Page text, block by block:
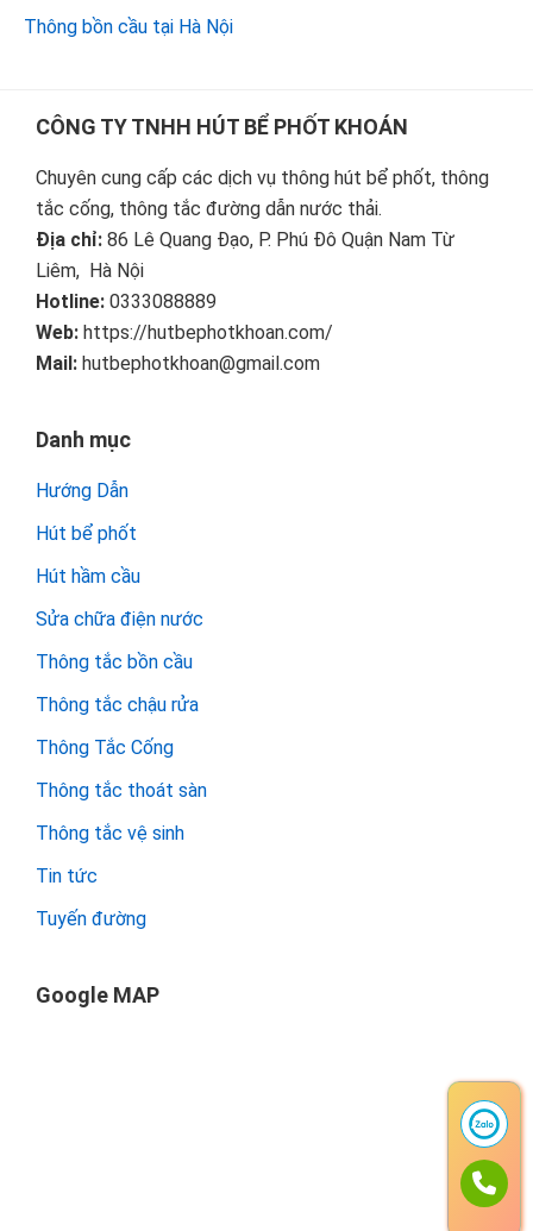
Thông bồn cầu tại Hà Nội
Footer
CÔNG TY TNHH HÚT BỂ PHỐT KHOÁN
Chuyên cung cấp các dịch vụ thông hút bể phốt, thông
tắc cống, thông tắc đường dẫn nước thải.
Địa chỉ: 86 Lê Quang Đạo, P. Phú Đô Quận Nam Từ
Liêm, Hà Nội
Hotline: 0333088889
Web: https://hutbephotkhoan.com/
Mail: hutbephotkhoan@gmail.com
Danh mục
Hướng Dẫn
Hút bể phốt
Hút hầm cầu
Sửa chữa điện nước
Thông tắc bồn cầu
Thông tắc chậu rửa
Thông Tắc Cống
Thông tắc thoát sàn
Thông tắc vệ sinh
Tin tức
Tuyến đường
Google MAP